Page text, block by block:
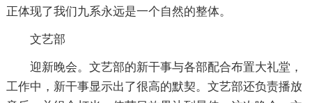
正体现了我们九系永远是一个自然的整体。
文艺部
迎新晚会。文艺部的新干事与各部配合布置大礼堂，
工作中，新干事显示出了很高的默契。文艺部还负责播放